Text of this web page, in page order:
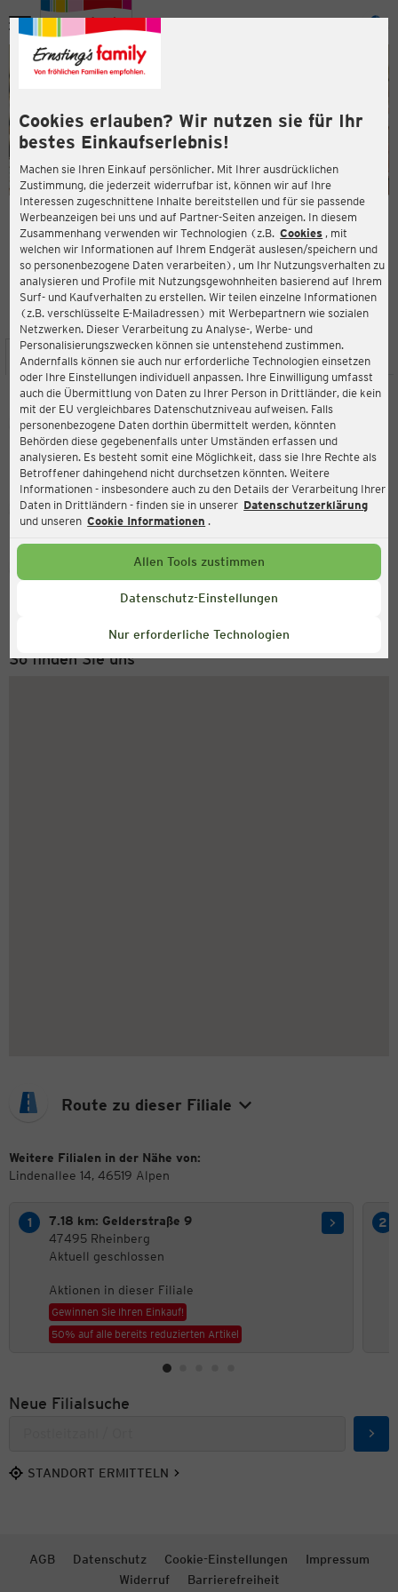
Cookies erlauben? Wir nutzen sie für Ihr
bestes Einkaufserlebnis!
Machen sie Ihren Einkauf persönlicher. Mit Ihrer ausdrücklichen
Zustimmung, die jederzeit widerrufbar ist, können wir auf Ihre
Interessen zugeschnittene Inhalte bereitstellen und für sie passende
Werbeanzeigen bei uns und auf Partner-Seiten anzeigen. In diesem
Zusammenhang verwenden wir Technologien (z.B. Cookies , mit
welchen wir Informationen auf Ihrem Endgerät auslesen/speichern und
so personenbezogene Daten verarbeiten), um Ihr Nutzungsverhalten zu
analysieren und Profile mit Nutzungsgewohnheiten basierend auf Ihrem
Surf- und Kaufverhalten zu erstellen. Wir teilen einzelne Informationen
(z.B. verschlüsselte E-Mailadressen) mit Werbepartnern wie sozialen
Netzwerken. Dieser Verarbeitung zu Analyse-, Werbe- und
Personalisierungszwecken können sie untenstehend zustimmen.
Andernfalls können sie auch nur erforderliche Technologien einsetzen
oder Ihre Einstellungen individuell anpassen. Ihre Einwilligung umfasst
auch die Übermittlung von Daten zu Ihrer Person in Drittländer, die kein
mit der EU vergleichbares Datenschutzniveau aufweisen. Falls
personenbezogene Daten dorthin übermittelt werden, könnten
Behörden diese gegebenenfalls unter Umständen erfassen und
analysieren. Es besteht somit eine Möglichkeit, dass sie Ihre Rechte als
Betroffener dahingehend nicht durchsetzen könnten. Weitere
Informationen - insbesondere auch zu den Details der Verarbeitung Ihrer
Daten in Drittländern - finden sie in unserer Datenschutzerklärung
und unseren Cookie Informationen .
Allen Tools zustimmen
Datenschutz-Einstellungen
Nur erforderliche Technologien
Menü
ERNSTING'S FAMILY FILIALE
Lindenallee 14
46519 Alpen
4,6
Bewertung:
STANDORT SERVICES SORTIMENT AKTIONEN
Ernsting's family
Lindenallee 14, 46519 Alpen
Aktuell:
Geschlossen
Service Hotline
+49 (0) 2546 / 98 999 98
So finden Sie uns
Route zu dieser Filiale
Weitere Filialen in der Nähe von:
Lindenallee 14, 46519 Alpen
7.18 km: Gelderstraße 9
47495 Rheinberg
Aktuell geschlossen
Aktionen in dieser Filiale
Gewinnen Sie Ihren Einkauf!
50% auf alle bereits reduzierten Artikel
Neue Filialsuche
STANDORT ERMITTELN
AGB Datenschutz Cookie-Einstellungen
Impressum
Widerruf
Barrierefreiheit